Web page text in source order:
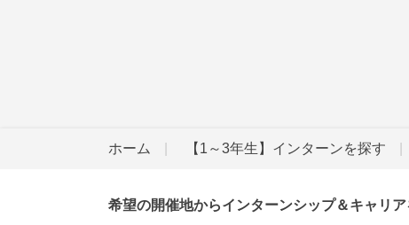
ホーム 【1～3年生】インターンを探す
希望の開催地からインターンシップ＆キャリ